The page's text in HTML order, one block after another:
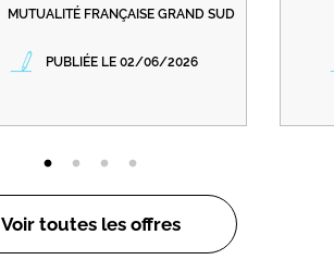
MUTUALITÉ FRANÇAISE GRAND SUD
PUBLIÉE LE 02/06/2026
Voir toutes les offres